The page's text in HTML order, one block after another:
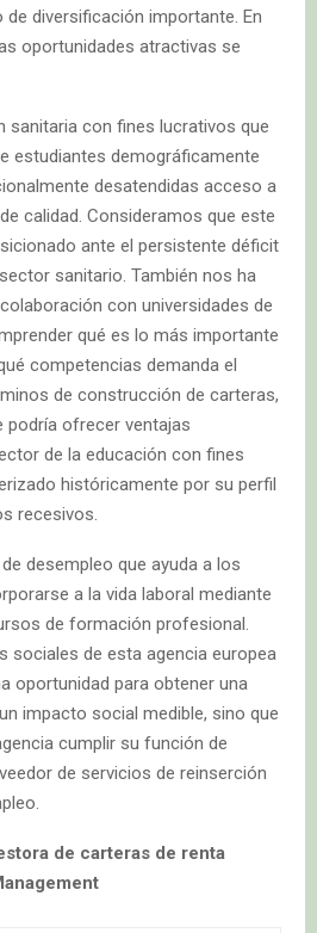
diversificación importante. En
oportunidades atractivas se
sanitaria con fines lucrativos que
estudiantes demográficamente
desatendidas acceso a
calidad. Consideramos que este
ante el persistente déficit
sanitario. También nos ha
con universidades de
qué es lo más importante
competencias demanda el
de construcción de carteras,
podría ofrecer ventajas
de la educación con fines
históricamente por su perfil
recesivos.
desempleo que ayuda a los
a la vida laboral mediante
de formación profesional.
sociales de esta agencia europea
oportunidad para obtener una
impacto social medible, sino que
cumplir su función de
de servicios de reinserción
de carteras de renta